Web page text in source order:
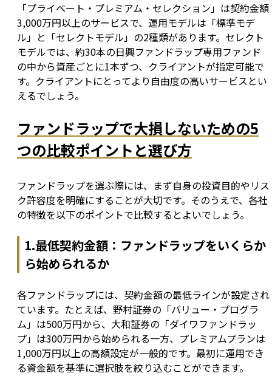
「プライベート・プレミアム・セレクション」は契約金額
3,000万円以上のサービスで、運用モデルは「標準モデ
ル」と「セレクトモデル」の2種類があります。セレクト
モデルでは、約30本の日興ファンドラップ専用ファンド
の中から資産ごとに1本ずつ、クライアントが指定可能で
す。クライアントにとってより自由度の高いサービスとい
えるでしょう。
ファンドラップで大損しないための5
つの比較ポイントと選び方
ファンドラップを選ぶ際には、まず自身の投資目的やリス
ク許容度を明確にすることが大切です。そのうえで、各社
の特徴を以下のポイントで比較するとよいでしょう。
1.最低契約金額：ファンドラップをいくらか
ら始められるか
各ファンドラップには、契約金額の最低ラインが設定され
ています。たとえば、野村証券の「バリュー・プログラ
ム」は500万円から、大和証券の「ダイワファンドラッ
プ」は300万円から始められる一方、プレミアムプランは
1,000万円以上の高額設定が一般的です。最初に運用でき
る資金額を基準に選択肢を絞り込むことができます。